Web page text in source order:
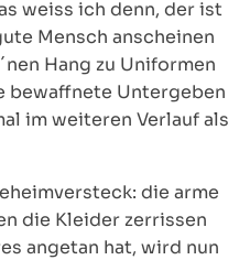
weiss ich denn, der ist
Mensch anscheinen
Hang zu Uniformen
bewaffnete Untergeben
im weiteren Verlauf als
die arme
die Kleider zerrissen
angetan hat, wird nun